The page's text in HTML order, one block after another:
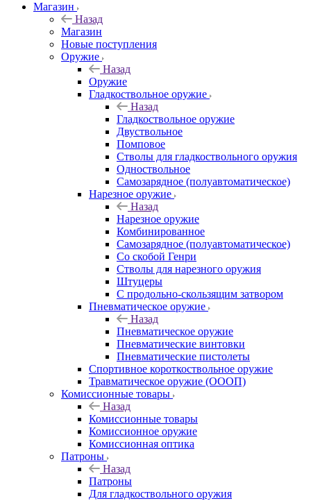
Магазин
Назад
Магазин
Новые поступления
Оружие
Назад
Оружие
Гладкоствольное оружие
Назад
Гладкоствольное оружие
Двуствольное
Помповое
Стволы для гладкоствольного оружия
Одноствольное
Самозарядное (полуавтоматическое)
Нарезное оружие
Назад
Нарезное оружие
Комбинированное
Самозарядное (полуавтоматическое)
Со скобой Генри
Стволы для нарезного оружия
Штуцеры
С продольно-скользящим затвором
Пневматическое оружие
Назад
Пневматическое оружие
Пневматические винтовки
Пневматические пистолеты
Спортивное короткоствольное оружие
Травматическое оружие (ОООП)
Комиссионные товары
Назад
Комиссионные товары
Комиссионное оружие
Комиссионная оптика
Патроны
Назад
Патроны
Для гладкоствольного оружия